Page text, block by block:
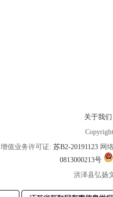
关于我们
增值业务许可证: 苏B2-20191123 网
0813000213号
洪泽县弘扬